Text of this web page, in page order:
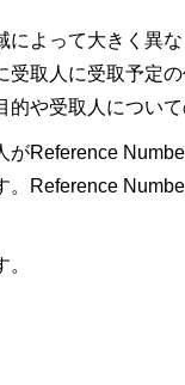
によって大きく異
受取人に受取予定
や受取人につい
がReference
Reference